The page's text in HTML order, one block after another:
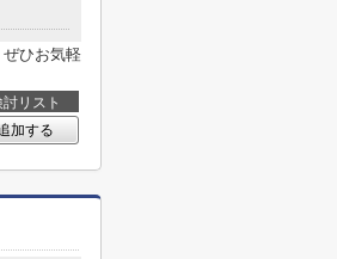
ひお気軽
討リスト
加する